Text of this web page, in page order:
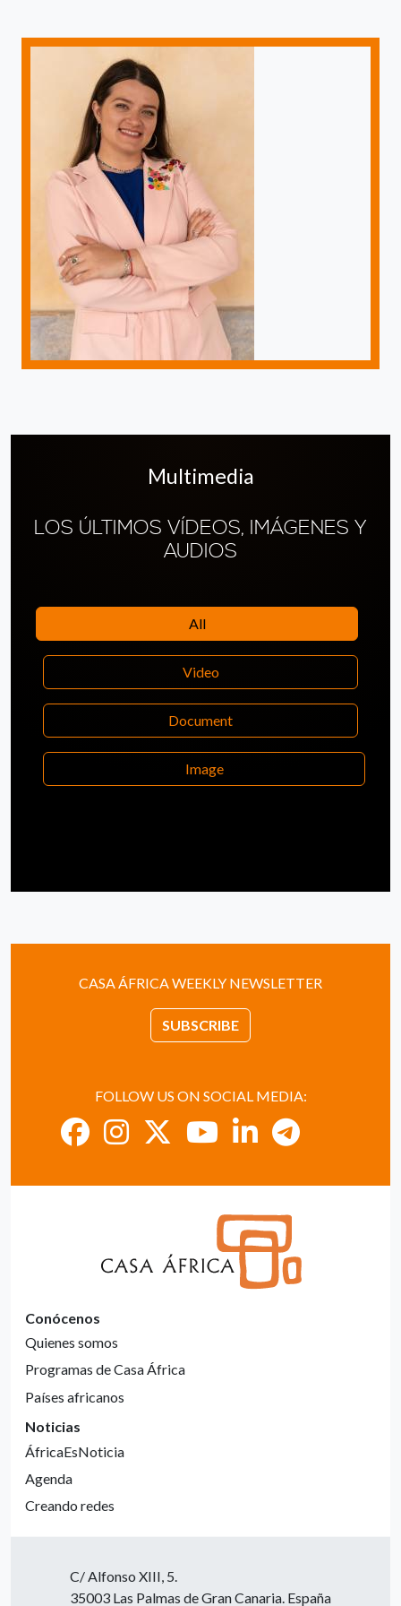
Multimedia
LOS ÚLTIMOS VÍDEOS, IMÁGENES Y
AUDIOS
All
Video
Document
Image
CASA ÁFRICA WEEKLY NEWSLETTER
SUBSCRIBE
FOLLOW US ON SOCIAL MEDIA:
Conócenos
Quienes somos
Programas de Casa África
Países africanos
Noticias
ÁfricaEsNoticia
Agenda
Creando redes
C/ Alfonso XIII, 5.
35003 Las Palmas de Gran Canaria. España